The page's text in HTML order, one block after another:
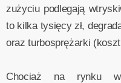
zużyciu podlegają
to kilka tysięcy zł,
oraz turbosprężarki (koszt
Chociaż na rynku